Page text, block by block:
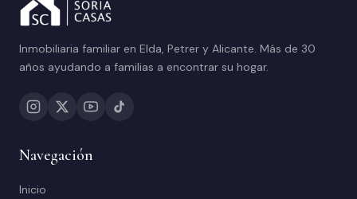
Inmobiliaria familiar en Elda, Petrer y Alicante. Más de 30
años ayudando a familias a encontrar su hogar.
Navegación
Inicio